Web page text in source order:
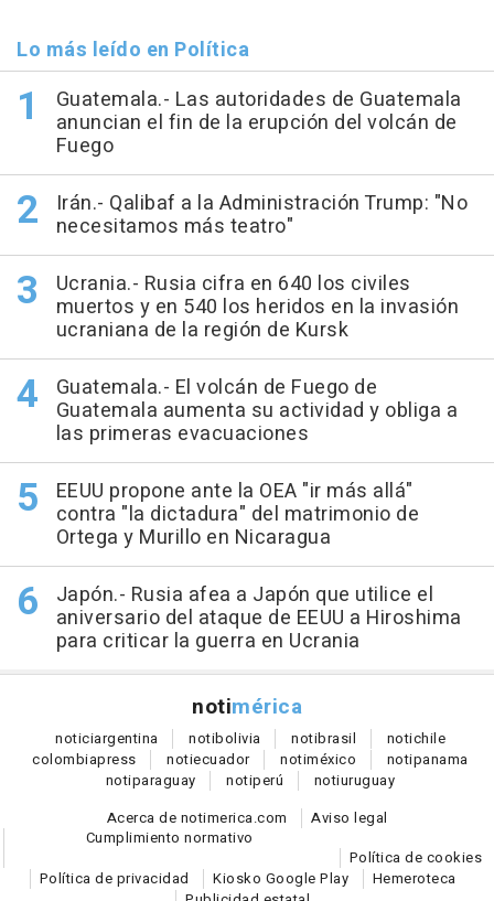
Lo más leído en Política
Guatemala.- Las autoridades de Guatemala
anuncian el fin de la erupción del volcán de
Fuego
Irán.- Qalibaf a la Administración Trump: "No
necesitamos más teatro"
Ucrania.- Rusia cifra en 640 los civiles
muertos y en 540 los heridos en la invasión
ucraniana de la región de Kursk
Guatemala.- El volcán de Fuego de
Guatemala aumenta su actividad y obliga a
las primeras evacuaciones
EEUU propone ante la OEA "ir más allá"
contra "la dictadura" del matrimonio de
Ortega y Murillo en Nicaragua
Japón.- Rusia afea a Japón que utilice el
aniversario del ataque de EEUU a Hiroshima
para criticar la guerra en Ucrania
notimérica
noticiargentina notibolivia notibrasil notichile
colombiapress notiecuador notiméxico notipanama
notiparaguay notiperú notiuruguay
Acerca de notimerica.com
Aviso legal
Cumplimiento normativo
Política de cookies
Política de privacidad
Kiosko Google Play
Hemeroteca